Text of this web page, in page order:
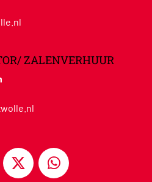
ZALENVERHUUR